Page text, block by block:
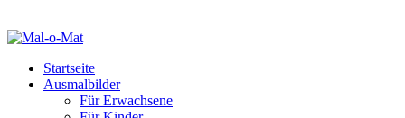
Startseite
Ausmalbilder
Für Erwachsene